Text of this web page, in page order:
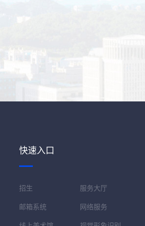
快速入口
招生 服务大厅
邮箱系统 网络服务